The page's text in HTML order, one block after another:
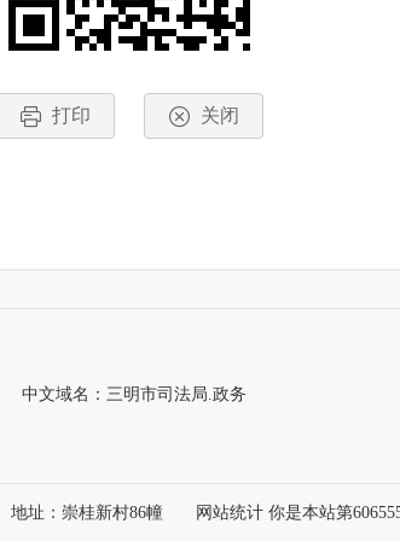
打印 关闭
中文域名：三明市司法局.政务
地址：崇桂新村86幢 网站统计 你是本站第